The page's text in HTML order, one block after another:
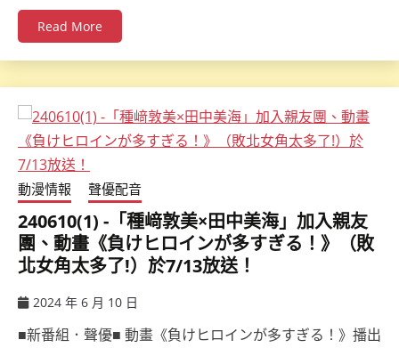
Read More
動漫情報 聲優配音
240610(1) -「種﨑敦美×田中美海」加入親友
團、動畫《負けヒロインが多すぎる！》（敗
北女角太多了!）於7/13放送！
2024 年 6 月 10 日
■新番組．聲優■ 動畫《負けヒロインが多すぎる！》播出